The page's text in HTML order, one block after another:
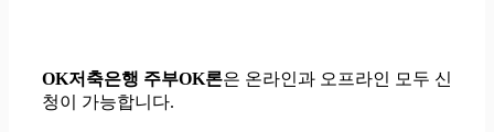
OK저축은행 주부OK론은 온라인과 오프라인 모두 신
청이 가능합니다.